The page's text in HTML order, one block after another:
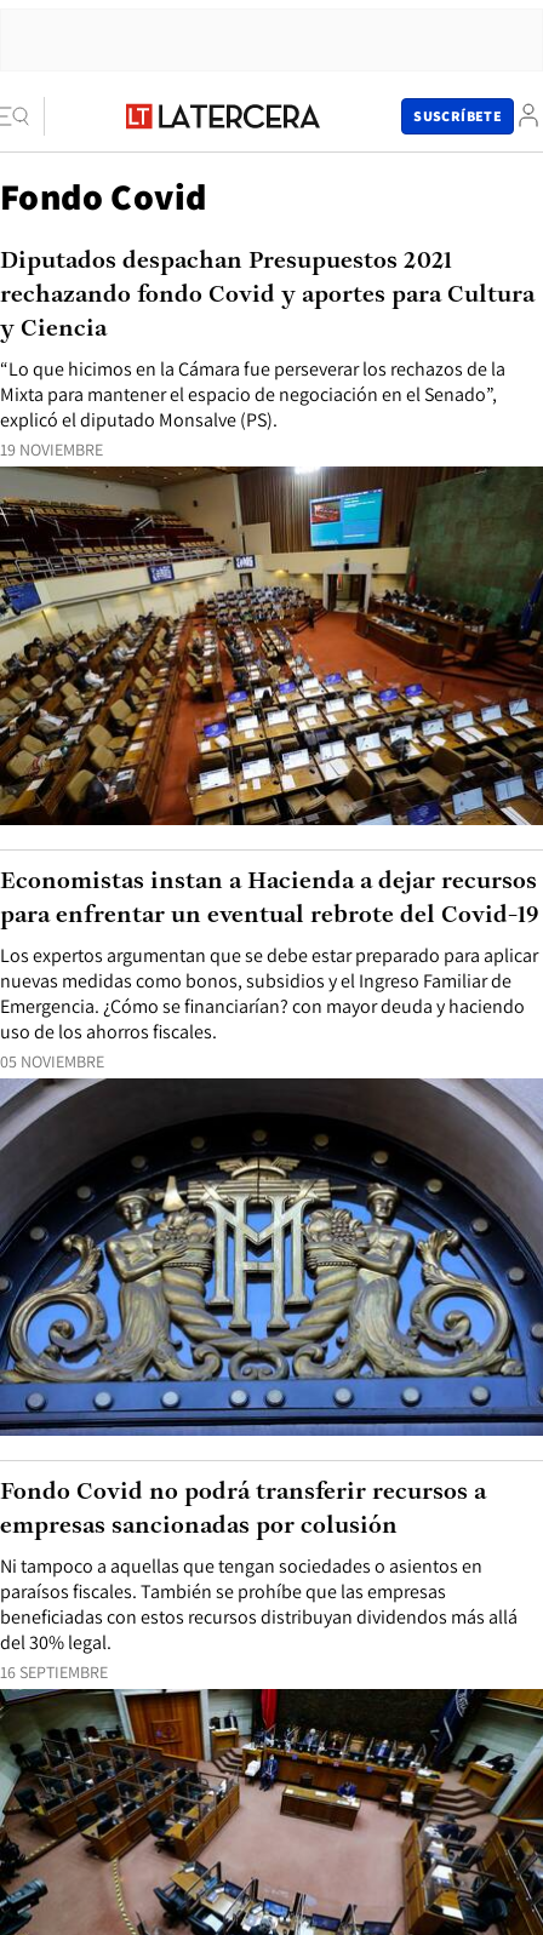
SUSCRÍBETE
Fondo Covid
19 NOVIEMBRE
“Lo que hicimos en la Cámara fue perseverar los rechazos de la
Mixta para mantener el espacio de negociación en el Senado”,
explicó el diputado Monsalve (PS).
Diputados despachan Presupuestos 2021
rechazando fondo Covid y aportes para Cultura
y Ciencia
05 NOVIEMBRE
Los expertos argumentan que se debe estar preparado para aplicar
nuevas medidas como bonos, subsidios y el Ingreso Familiar de
Emergencia. ¿Cómo se financiarían? con mayor deuda y haciendo
uso de los ahorros fiscales.
Economistas instan a Hacienda a dejar recursos
para enfrentar un eventual rebrote del Covid-19
16 SEPTIEMBRE
Ni tampoco a aquellas que tengan sociedades o asientos en
paraísos fiscales. También se prohíbe que las empresas
beneficiadas con estos recursos distribuyan dividendos más allá
del 30% legal.
Fondo Covid no podrá transferir recursos a
empresas sancionadas por colusión